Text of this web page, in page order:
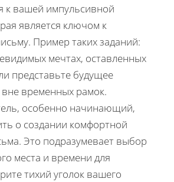
к вашей импульсивной
является ключом к
Пример таких заданий:
мечтах, оставленных
представьте будущее
временных рамок.
особенно начинающий,
о создании комфортной
Это подразумевает выбор
места и времени для
тихий уголок вашего